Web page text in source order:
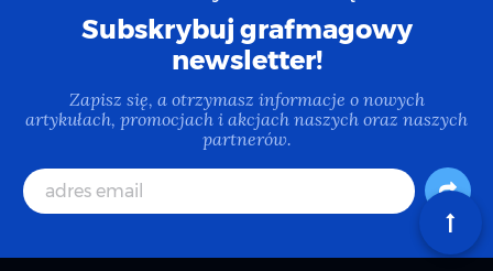
Subskrybuj grafmagowy
newsletter!
Zapisz się, a otrzymasz informacje o nowych
artykułach, promocjach i akcjach naszych oraz naszych
partnerów.